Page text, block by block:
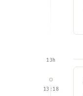
13h
13:18